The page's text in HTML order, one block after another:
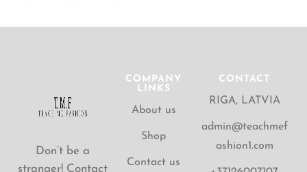
Don’t be a
stranger! Contact
COMPANY
LINKS
About us
Shop
Contact us
CONTACT
RIGA, LATVIA
admin@teachmef
ashion1.com